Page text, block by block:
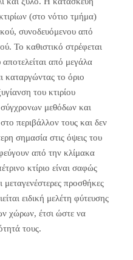
(στο νότιο τμήμα)
συνοδευόμενου από
Το καθιστικό στρέφεται
από μεγάλα
καταργώντας το όριο
του κτιρίου
μεθόδων και
περιβάλλον τους και δεν
σημασία στις όψεις του
από την κλίμακα
κτίριο είναι σαφώς
μεταγενέστερες προσθήκες
ειδική μελέτη φύτευσης
χώρων, έτσι ώστε να
τους.